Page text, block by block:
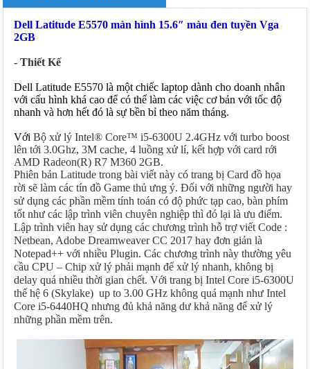
Dell Latitude E5570 màn hình 15.6″ màu đen tuyền Vga
2GB
- Thiết Kế
Dell Latitude E5570 là một chiếc laptop dành cho doanh nhân
với cấu hình khá cao để có thể làm các việc cơ bản với tốc độ
nhanh và hơn hết đó là sự bền bỉ theo năm tháng.
Với Bộ xử lý Intel® Core™ i5-6300U 2.4GHz với turbo boost
lên tới 3.0Ghz, 3M cache, 4 luồng xử lí, kết hợp với card rới
AMD Radeon(R) R7 M360 2GB.
Phiên bản Latitude trong bài viết này có trang bị Card đồ họa
rời sẽ làm các tín đồ Game thủ ưng ý. Đối với những người hay
sử dụng các phần mềm tính toán có độ phức tạp cao, bàn phím
tốt như các lập trình viên chuyên nghiệp thì đó lại là ưu điểm.
Lập trình viên hay sử dụng các chương trình hỗ trợ viết Code :
Netbean, Adobe Dreamweaver CC 2017 hay đơn giản là
Notepad++ với nhiều Plugin. Các chương trình này thường yêu
cầu CPU – Chip xử lý phải mạnh để xử lý nhanh, không bị
delay quá nhiều thời gian chết. Với trang bị Intel Core i5-6300U
thế hệ 6 (Skylake) up to 3.00 GHz không quá mạnh như Intel
Core i5-6440HQ nhưng đủ khả năng dư khả năng để xử lý
những phần mềm trên.